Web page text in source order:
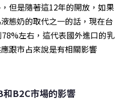
但是隨著這12年的開放，如果
態奶的取代之一的話，現在台
左右，這代表國外進口的乳
跟市占來說是有相關影響
B2C市場的影響